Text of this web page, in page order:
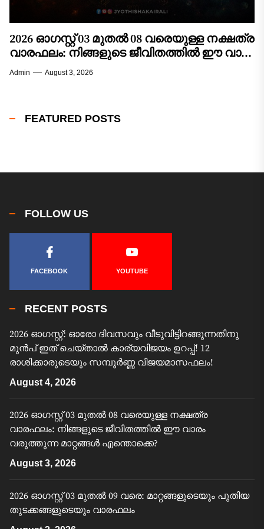
2026 ഓഗസ്റ്റ് 03 മുതൽ 08 വരെയുള്ള നക്ഷത്ര
വാരഫലം: നിങ്ങളുടെ ജീവിതത്തിൽ ഈ വാരം
വരുത്തുന്ന മാറ്റങ്ങൾ എന്തൊക്കെ?
Admin August 3, 2026
FEATURED POSTS
FOLLOW US
FACEBOOK YOUTUBE
RECENT POSTS
2026 ഓഗസ്റ്റ്: ഓരോ ദിവസവും വീടുവിട്ടിറങ്ങുന്നതിനു
മുൻപ് ഇത് ചെയ്താൽ കാര്യവിജയം ഉറപ്പ്! 12
രാശിക്കാരുടെയും സമ്പൂർണ്ണ വിജയമാസഫലം!
August 4, 2026
2026 ഓഗസ്റ്റ് 03 മുതൽ 08 വരെയുള്ള നക്ഷത്ര
വാരഫലം: നിങ്ങളുടെ ജീവിതത്തിൽ ഈ വാരം
വരുത്തുന്ന മാറ്റങ്ങൾ എന്തൊക്കെ?
August 3, 2026
2026 ഓഗസ്റ്റ് 03 മുതൽ 09 വരെ: മാറ്റങ്ങളുടെയും പുതിയ
തുടക്കങ്ങളുടെയും വാരഫലം